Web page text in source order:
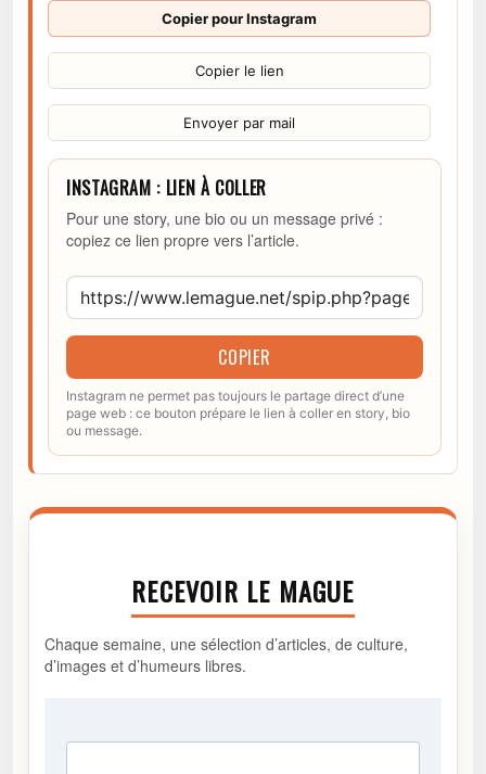
Copier pour Instagram
Copier le lien
Envoyer par mail
INSTAGRAM : LIEN À COLLER
Pour une story, une bio ou un message privé :
copiez ce lien propre vers l’article.
COPIER
Instagram ne permet pas toujours le partage direct d’une
page web : ce bouton prépare le lien à coller en story, bio
ou message.
RECEVOIR LE MAGUE
Chaque semaine, une sélection d’articles, de culture,
d’images et d’humeurs libres.